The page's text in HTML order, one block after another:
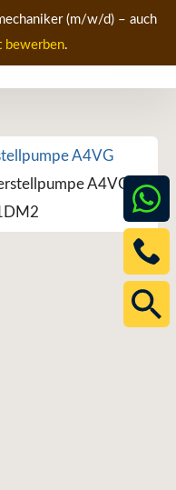
(m/w/d) – auch
bewerben.
A4VG
A4VG